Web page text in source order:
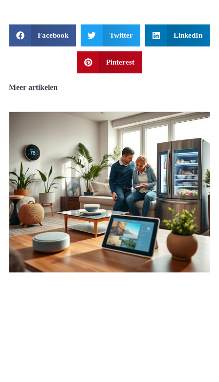
Facebook Twitter LinkedIn
Pinterest
Meer artikelen